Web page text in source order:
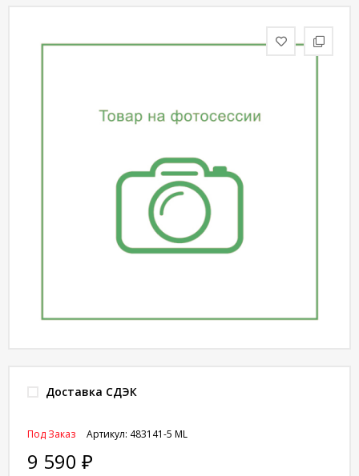
конфиденциальности
Доставка СДЭК
Артикул: 483141-5 ML
Под Заказ
9 590 ₽